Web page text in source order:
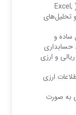
Excel,
تحلیل‌‌های
و
حسابداری
و ارزی
ارزی
به صورت